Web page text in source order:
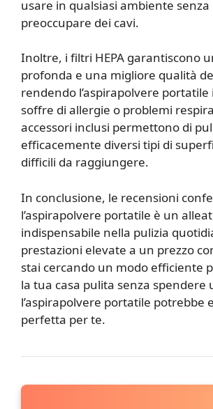
usare in qualsiasi ambiente senza
preoccupare dei cavi.
Inoltre, i filtri HEPA garantiscono
profonda e una migliore qualità
rendendo l’aspirapolvere portatile
soffre di allergie o problemi
accessori inclusi permettono di
efficacemente diversi tipi di
difficili da raggiungere.
In conclusione, le recensioni
l’aspirapolvere portatile è un
indispensabile nella pulizia
prestazioni elevate a un prezzo
stai cercando un modo efficiente
la tua casa pulita senza
l’aspirapolvere portatile potrebbe
perfetta per te.